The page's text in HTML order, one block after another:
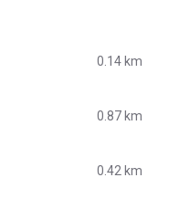
0.14 km
0.87 km
0.42 km